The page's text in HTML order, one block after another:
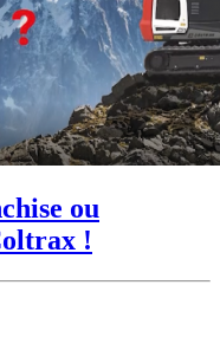
ou
!